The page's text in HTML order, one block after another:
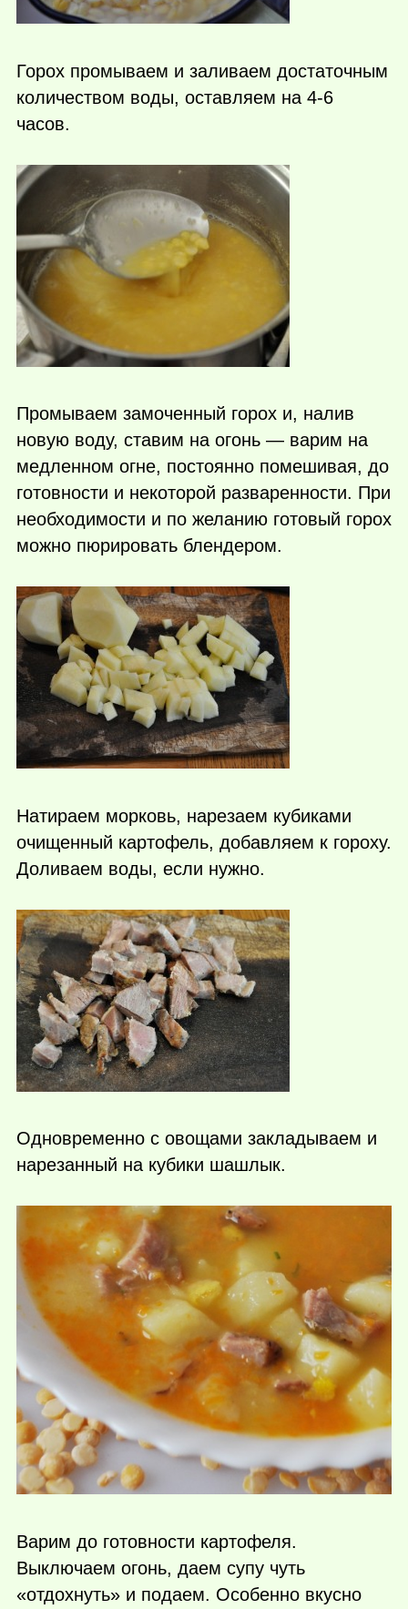
Горох промываем и заливаем достаточным
количеством воды, оставляем на 4-6
часов.
Промываем замоченный горох и, налив
новую воду, ставим на огонь — варим на
медленном огне, постоянно помешивая, до
готовности и некоторой разваренности. При
необходимости и по желанию готовый горох
можно пюрировать блендером.
Натираем морковь, нарезаем кубиками
очищенный картофель, добавляем к гороху.
Доливаем воды, если нужно.
Одновременно с овощами закладываем и
нарезанный на кубики шашлык.
Варим до готовности картофеля.
Выключаем огонь, даем супу чуть
«отдохнуть» и подаем. Особенно вкусно